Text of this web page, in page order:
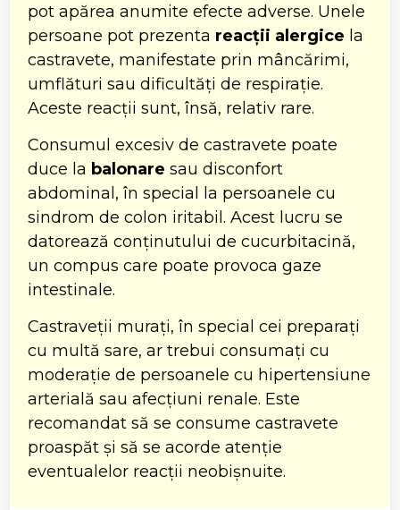
pot apărea anumite efecte adverse. Unele
persoane pot prezenta reacții alergice la
castravete, manifestate prin mâncărimi,
umflături sau dificultăți de respirație.
Aceste reacții sunt, însă, relativ rare.
Consumul excesiv de castravete poate
duce la balonare sau disconfort
abdominal, în special la persoanele cu
sindrom de colon iritabil. Acest lucru se
datorează conținutului de cucurbitacină,
un compus care poate provoca gaze
intestinale.
Castraveții murați, în special cei preparați
cu multă sare, ar trebui consumați cu
moderație de persoanele cu hipertensiune
arterială sau afecțiuni renale. Este
recomandat să se consume castravete
proaspăt și să se acorde atenție
eventualelor reacții neobișnuite.